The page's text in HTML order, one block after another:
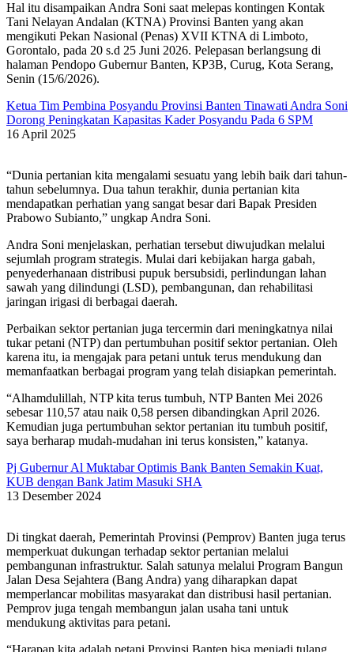
Hal itu disampaikan Andra Soni saat melepas kontingen Kontak
Tani Nelayan Andalan (KTNA) Provinsi Banten yang akan
mengikuti Pekan Nasional (Penas) XVII KTNA di Limboto,
Gorontalo, pada 20 s.d 25 Juni 2026. Pelepasan berlangsung di
halaman Pendopo Gubernur Banten, KP3B, Curug, Kota Serang,
Senin (15/6/2026).
Ketua Tim Pembina Posyandu Provinsi Banten Tinawati Andra Soni
Dorong Peningkatan Kapasitas Kader Posyandu Pada 6 SPM
16 April 2025
“Dunia pertanian kita mengalami sesuatu yang lebih baik dari tahun-
tahun sebelumnya. Dua tahun terakhir, dunia pertanian kita
mendapatkan perhatian yang sangat besar dari Bapak Presiden
Prabowo Subianto,” ungkap Andra Soni.
Andra Soni menjelaskan, perhatian tersebut diwujudkan melalui
sejumlah program strategis. Mulai dari kebijakan harga gabah,
penyederhanaan distribusi pupuk bersubsidi, perlindungan lahan
sawah yang dilindungi (LSD), pembangunan, dan rehabilitasi
jaringan irigasi di berbagai daerah.
Perbaikan sektor pertanian juga tercermin dari meningkatnya nilai
tukar petani (NTP) dan pertumbuhan positif sektor pertanian. Oleh
karena itu, ia mengajak para petani untuk terus mendukung dan
memanfaatkan berbagai program yang telah disiapkan pemerintah.
“Alhamdulillah, NTP kita terus tumbuh, NTP Banten Mei 2026
sebesar 110,57 atau naik 0,58 persen dibandingkan April 2026.
Kemudian juga pertumbuhan sektor pertanian itu tumbuh positif,
saya berharap mudah-mudahan ini terus konsisten,” katanya.
Pj Gubernur Al Muktabar Optimis Bank Banten Semakin Kuat,
KUB dengan Bank Jatim Masuki SHA
13 Desember 2024
Di tingkat daerah, Pemerintah Provinsi (Pemprov) Banten juga terus
memperkuat dukungan terhadap sektor pertanian melalui
pembangunan infrastruktur. Salah satunya melalui Program Bangun
Jalan Desa Sejahtera (Bang Andra) yang diharapkan dapat
memperlancar mobilitas masyarakat dan distribusi hasil pertanian.
Pemprov juga tengah membangun jalan usaha tani untuk
mendukung aktivitas para petani.